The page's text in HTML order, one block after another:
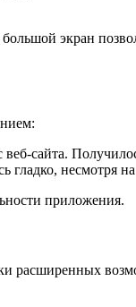
экран
сайта.
несмотря
приложения.
расширенных